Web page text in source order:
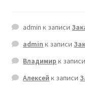
admin к записи
admin к записи
Владимир к
Алексей к записи